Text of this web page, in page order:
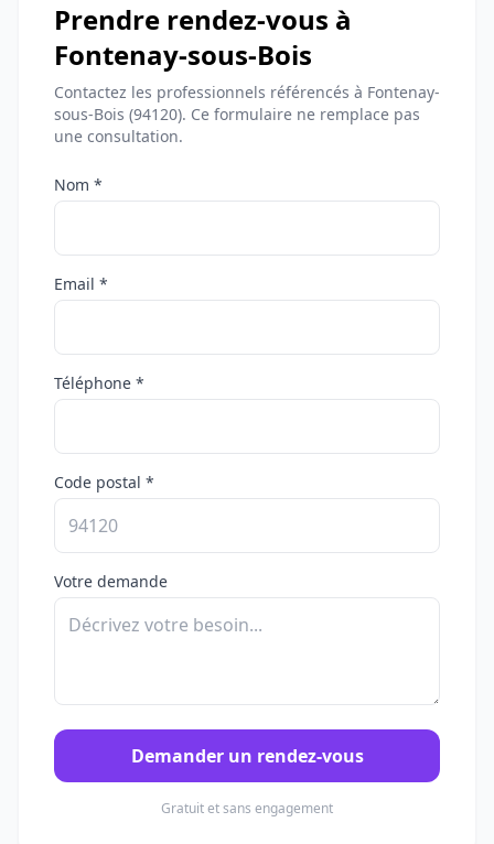
Prendre rendez-vous à
Fontenay-sous-Bois
Contactez les professionnels référencés à Fontenay-
sous-Bois (94120). Ce formulaire ne remplace pas
une consultation.
Nom *
Email *
Téléphone *
Code postal *
Votre demande
Demander un rendez-vous
Gratuit et sans engagement